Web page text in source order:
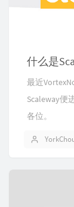
什么是
最近
Scaleway便
各位。